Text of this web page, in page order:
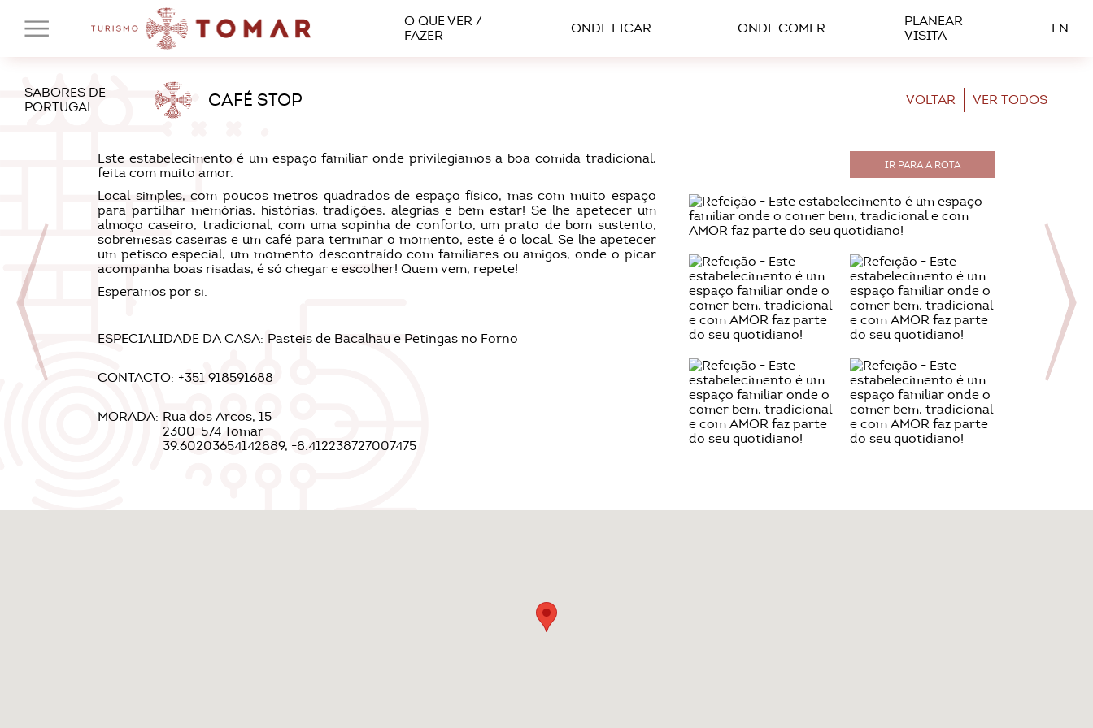
O QUE VER /
FAZER
ONDE FICAR ONDE COMER
PLANEAR
VISITA
EN
SABORES DE
PORTUGAL
CAFÉ STOP VOLTAR VER TODOS
Este estabelecimento é um espaço familiar onde privilegiamos a boa comida tradicional,
feita com muito amor.
Local simples, com poucos metros quadrados de espaço físico, mas com muito espaço
para partilhar memórias, histórias, tradições, alegrias e bem-estar! Se lhe apetecer um
almoço caseiro, tradicional, com uma sopinha de conforto, um prato de bom sustento,
sobremesas caseiras e um café para terminar o momento, este é o local. Se lhe apetecer
um petisco especial, um momento descontraído com familiares ou amigos, onde o picar
acompanha boas risadas, é só chegar e escolher! Quem vem, repete!
Esperamos por si.
ESPECIALIDADE DA CASA: Pasteis de Bacalhau e Petingas no Forno
CONTACTO: +351 918591688
MORADA: Rua dos Arcos, 15
2300-574 Tomar
39.60203654142889, -8.412238727007475
IR PARA A ROTA